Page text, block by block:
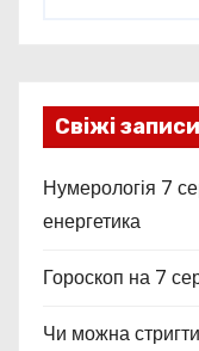
Свіжі записи
Нумерологія 7
енергетика
Гороскоп на 7
Чи можна